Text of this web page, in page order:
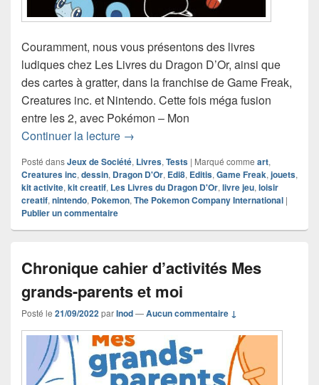
Couramment, nous vous présentons des livres
ludiques chez Les Livres du Dragon D’Or, ainsi que
des cartes à gratter, dans la franchise de Game Freak,
Creatures inc. et Nintendo. Cette fois méga fusion
entre les 2, avec Pokémon – Mon
Continuer la lecture Chronique livre jeu Pokémon – Mon
→
Posté dansJeux de Société, Livres, Tests | Marqué comme art,
Creatures inc, dessin, Dragon D'Or, Edi8, Editis, Game Freak, jouets,
kit activite, kit creatif, Les Livres du Dragon D'Or, livre jeu, loisir
creatif, nintendo, Pokemon, The Pokemon Company International |
Publier un commentaire
Chronique cahier d’activités Mes
grands-parents et moi
Posté le 21/09/2022parInod—Aucun commentaire ↓